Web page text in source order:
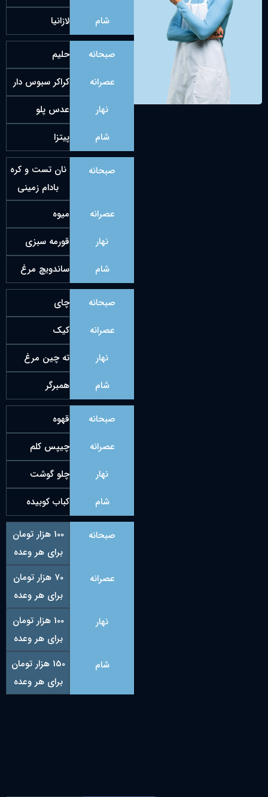
شام
لازانیا
صبحانه
حلیم
عصرانه
کراکر سبوس دار
نهار
عدس پلو
شام
پیتزا
صبحانه
نان تست و کره
بادام زمینی
عصرانه
میوه
نهار
قورمه سبزی
شام
ساندویچ مرغ
صبحانه
چای
عصرانه
کیک
نهار
ته چین مرغ
شام
همبرگر
صبحانه
قهوه
عصرانه
چیپس کلم
نهار
چلو گوشت
شام
کباب کوبیده
صبحانه
100 هزار تومان
برای هر وعده
عصرانه
70 هزار تومان
برای هر وعده
نهار
100 هزار تومان
برای هر وعده
شام
150 هزار تومان
برای هر وعده